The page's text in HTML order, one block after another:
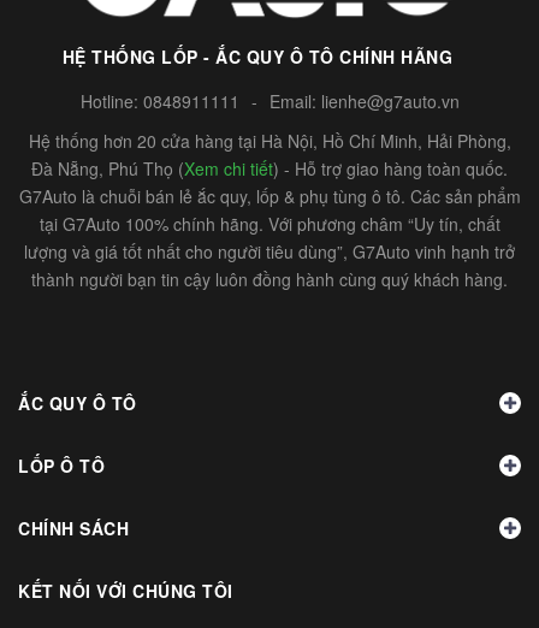
HỆ THỐNG LỐP - ẮC QUY Ô TÔ CHÍNH HÃNG
Hotline: 0848911111 - Email: lienhe@g7auto.vn
Hệ thống hơn 20 cửa hàng tại Hà Nội, Hồ Chí Minh, Hải Phòng,
Đà Nẵng, Phú Thọ (Xem chi tiết) - Hỗ trợ giao hàng toàn quốc.
G7Auto là chuỗi bán lẻ ắc quy, lốp & phụ tùng ô tô. Các sản phẩm
tại G7Auto 100% chính hãng. Với phương châm “Uy tín, chất
lượng và giá tốt nhất cho người tiêu dùng”, G7Auto vinh hạnh trở
thành người bạn tin cậy luôn đồng hành cùng quý khách hàng.
ẮC QUY Ô TÔ
LỐP Ô TÔ
CHÍNH SÁCH
KẾT NỐI VỚI CHÚNG TÔI